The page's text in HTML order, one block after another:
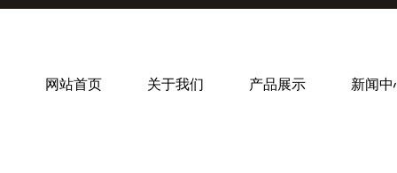
网站首页 关于我们 产品展示 新闻中